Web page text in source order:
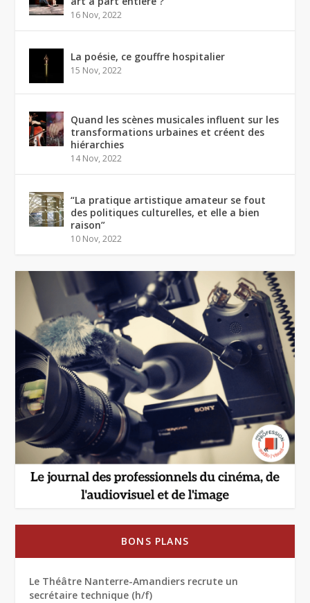
16 Nov, 2022
La poésie, ce gouffre hospitalier
15 Nov, 2022
Quand les scènes musicales influent sur les
transformations urbaines et créent des
hiérarchies
14 Nov, 2022
“La pratique artistique amateur se fout
des politiques culturelles, et elle a bien
raison”
10 Nov, 2022
BONS PLANS
Le Théâtre Nanterre-Amandiers recrute un
secrétaire technique (h/f)